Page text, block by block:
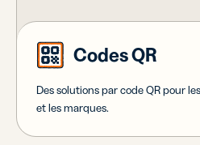
Codes QR
Des solutions par code QR pour
et les marques.